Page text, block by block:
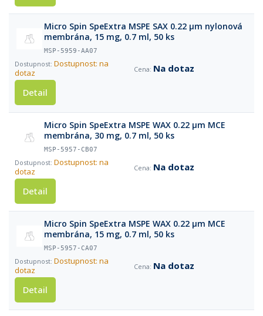
Micro Spin SpeExtra MSPE SAX 0.22 µm nylonová
membrána, 15 mg, 0.7 ml, 50 ks
MSP-5959-AA07
Dostupnost: na
dotaz
Na dotaz
Detail
Micro Spin SpeExtra MSPE WAX 0.22 µm MCE
membrána, 30 mg, 0.7 ml, 50 ks
MSP-5957-CB07
Dostupnost: na
dotaz
Na dotaz
Detail
Micro Spin SpeExtra MSPE WAX 0.22 µm MCE
membrána, 15 mg, 0.7 ml, 50 ks
MSP-5957-CA07
Dostupnost: na
dotaz
Na dotaz
Detail